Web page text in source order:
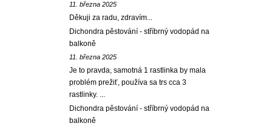
11. března 2025
Děkuji za radu, zdravím...
Dichondra pěstování - stříbrný vodopád na
balkoně
11. března 2025
Je to pravda, samotná 1 rastlinka by mala
problém prežiť, používa sa trs cca 3
rastlinky. ...
Dichondra pěstování - stříbrný vodopád na
balkoně